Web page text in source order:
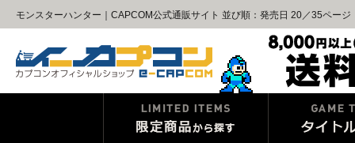
モンスターハンター｜CAPCOM公式通販サイト 並び順：発売日 20／35ページ